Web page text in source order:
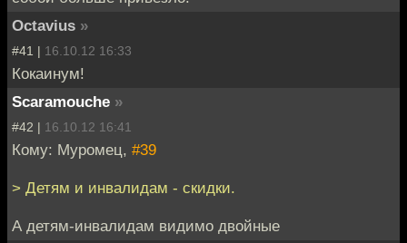
Octavius »
#41 | 16.10.12 16:33
Кокаинум!
Scaramouche »
#42 | 16.10.12 16:41
Кому: Муромец, #39
> Детям и инвалидам - скидки.
А детям-инвалидам видимо двойные